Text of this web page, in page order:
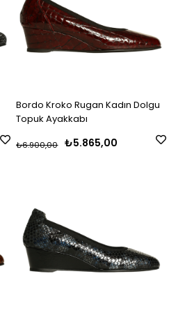
Bordo Kroko Rugan Kadın Dolgu
Topuk Ayakkabı
₺5.865,00
₺6.900,00